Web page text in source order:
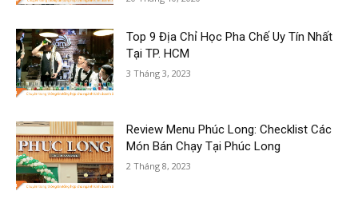
Top 9 Địa Chỉ Học Pha Chế Uy Tín Nhất
Tại TP. HCM
3 Tháng 3, 2023
Review Menu Phúc Long: Checklist Các
Món Bán Chạy Tại Phúc Long
2 Tháng 8, 2023